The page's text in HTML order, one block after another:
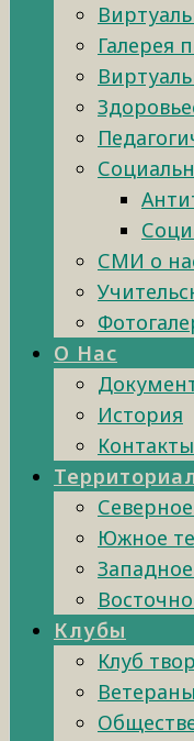
Галерея
СМИ о
О Нас
История
Контакты
Южное
Клубы
Клуб